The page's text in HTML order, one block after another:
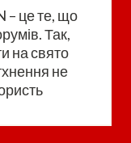
– це те, що
Так,
на свято
не